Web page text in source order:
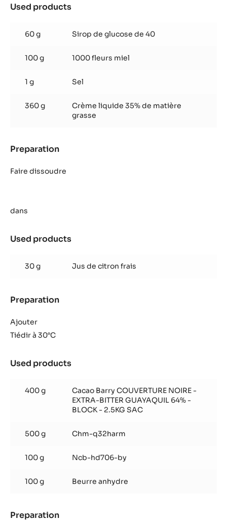
Used products
Ylang
Ylang
60 g Sirop de glucose de 40
100 g 1000 fleurs miel
1 g Sel
360 g
Crème liquide 35% de matière
grasse
Preparation
Ylang
Faire dissoudre
dans
Used products
Ylang
Ylang
30 g Jus de citron frais
Preparation
Ajouter
Tiédir à 30°C
Used products
Ylang
Ylang
400 g
Cacao Barry COUVERTURE NOIRE -
EXTRA-BITTER GUAYAQUIL 64% -
BLOCK - 2.5KG SAC
500 g Chm-q32harm
100 g Ncb-hd706-by
100 g Beurre anhydre
Preparation